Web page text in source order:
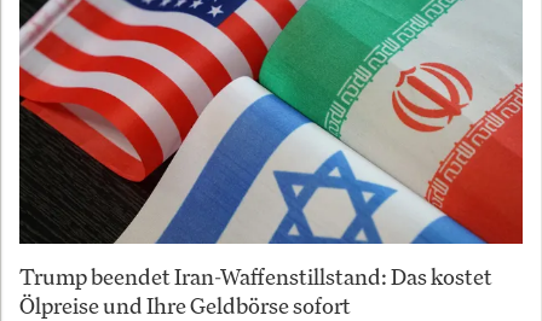
Trump beendet Iran-Waffenstillstand: Das kostet
Ölpreise und Ihre Geldbörse sofort